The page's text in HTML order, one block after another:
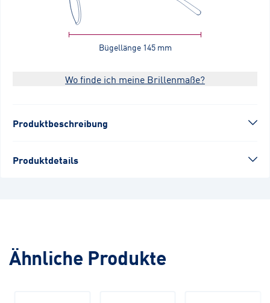
Bügellänge 145 mm
Wo finde ich meine Brillenmaße?
Produktbeschreibung
Produktdetails
Ähnliche Produkte